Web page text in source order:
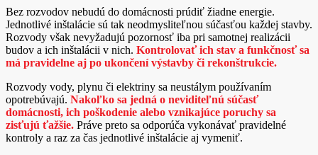
Bez rozvodov nebudú do domácnosti prúdiť žiadne energie.
Jednotlivé inštalácie sú tak neodmysliteľnou súčasťou každej stavby.
Rozvody však nevyžadujú pozornosť iba pri samotnej realizácii
budov a ich inštalácii v nich. Kontrolovať ich stav a funkčnosť sa
má pravidelne aj po ukončení výstavby či rekonštrukcie.
Rozvody vody, plynu či elektriny sa neustálym používaním
opotrebúvajú. Nakoľko sa jedná o neviditeľnú súčasť
domácnosti, ich poškodenie alebo vznikajúce poruchy sa
zisťujú ťažšie. Práve preto sa odporúča vykonávať pravidelné
kontroly a raz za čas jednotlivé inštalácie aj vymeniť.